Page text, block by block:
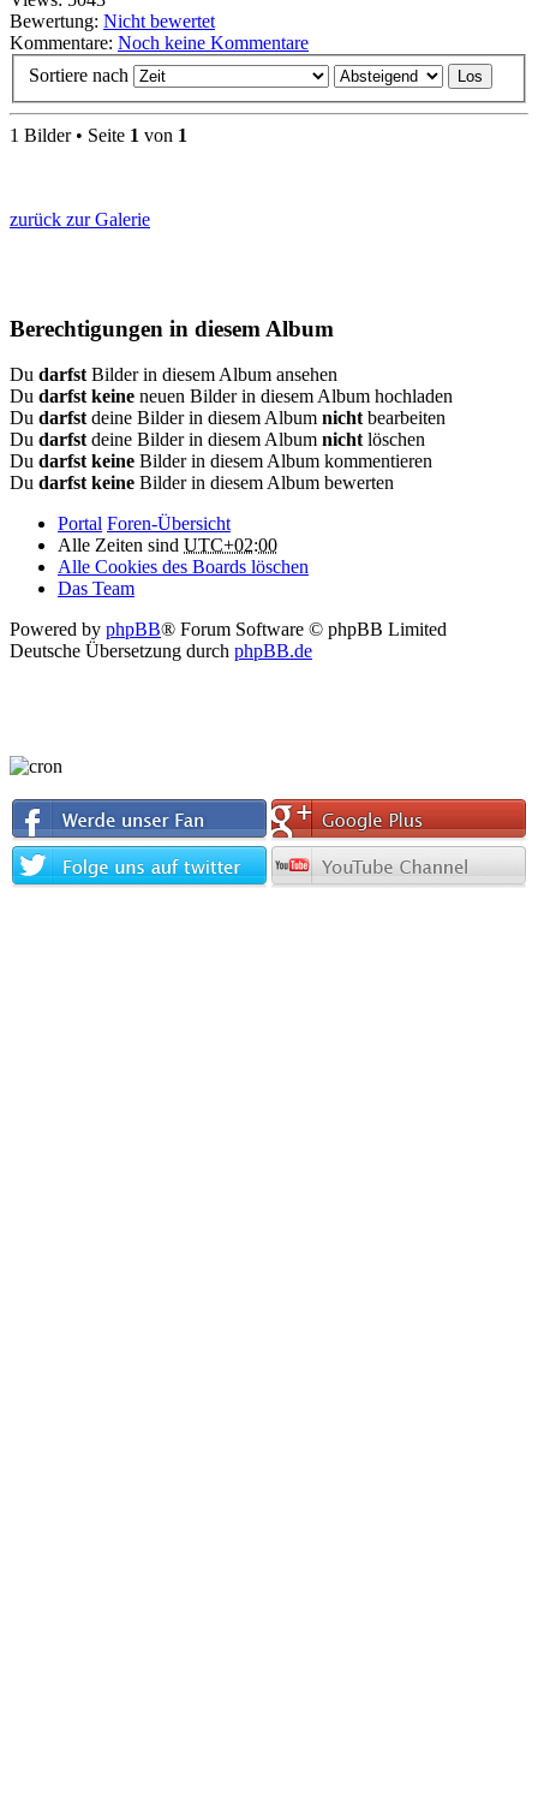
Bewertung: Nicht bewertet
Kommentare: Noch keine Kommentare
Sortiere nach
1 Bilder • Seite 1 von 1
zurück zur Galerie
Berechtigungen in diesem Album
Du darfst Bilder in diesem Album ansehen
Du darfst keine neuen Bilder in diesem Album hochladen
Du darfst deine Bilder in diesem Album nicht bearbeiten
Du darfst deine Bilder in diesem Album nicht löschen
Du darfst keine Bilder in diesem Album kommentieren
Du darfst keine Bilder in diesem Album bewerten
Portal Foren-Übersicht
Alle Zeiten sind UTC+02:00
Alle Cookies des Boards löschen
Das Team
Powered by phpBB® Forum Software © phpBB Limited
Deutsche Übersetzung durch phpBB.de